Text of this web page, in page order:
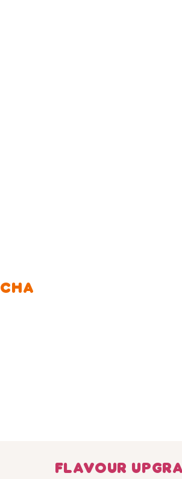
FLAVOUR